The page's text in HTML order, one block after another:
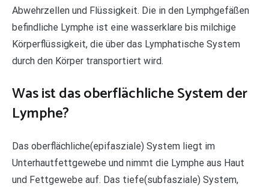
Abwehrzellen und Flüssigkeit. Die in den Lymphgefäßen
befindliche Lymphe ist eine wasserklare bis milchige
Körperflüssigkeit, die über das Lymphatische System
durch den Körper transportiert wird.
Was ist das oberflächliche System der
Lymphe?
Das oberflächliche(epifasziale) System liegt im
Unterhautfettgewebe und nimmt die Lymphe aus Haut
und Fettgewebe auf. Das tiefe(subfasziale) System,